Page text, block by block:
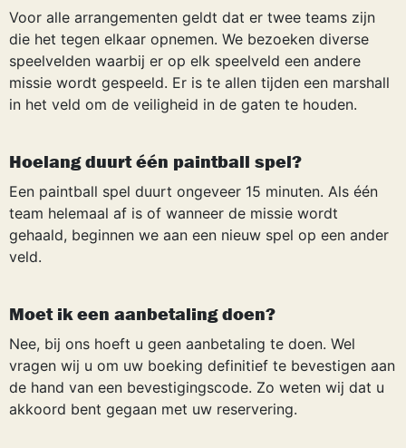
Voor alle arrangementen geldt dat er twee teams zijn
die het tegen elkaar opnemen. We bezoeken diverse
speelvelden waarbij er op elk speelveld een andere
missie wordt gespeeld. Er is te allen tijden een marshall
in het veld om de veiligheid in de gaten te houden.
Hoelang duurt één paintball spel?
Een paintball spel duurt ongeveer 15 minuten. Als één
team helemaal af is of wanneer de missie wordt
gehaald, beginnen we aan een nieuw spel op een ander
veld.
Moet ik een aanbetaling doen?
Nee, bij ons hoeft u geen aanbetaling te doen. Wel
vragen wij u om uw boeking definitief te bevestigen aan
de hand van een bevestigingscode. Zo weten wij dat u
akkoord bent gegaan met uw reservering.